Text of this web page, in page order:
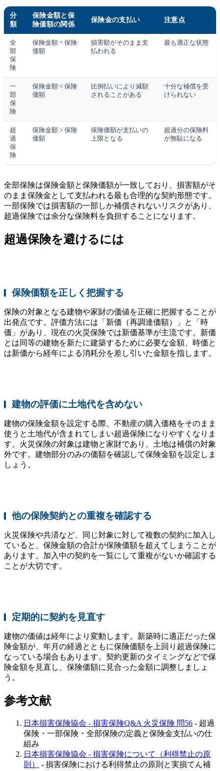
分
類
保険金額と保
険価額の関係
保険金の支払い 注意点
全
部
保
険
保険金額 = 保険
価額
損害額がそのまま支
払われる
最も適正な状態
一
部
保
険
保険金額 < 保険
価額
比例払いにより減額
されることがある
十分な補償を受
けられない
超
過
保
険
保険金額 > 保険
価額
保険価額が支払いの
上限となる
超過分の保険料
が無駄になる
全部保険は保険金額と保険価額が一致しており、損害額がそ
のまま保険金として支払われる最も合理的な契約形態です。
一部保険では損害額の一部しか補償されないリスクがあり、
超過保険では余分な保険料を負担することになります。
超過保険を避けるには
保険価額を正しく把握する
保険の対象となる建物や家財の価値を正確に把握することが
出発点です。評価方法には「新価（再調達価額）」と「時
価」があり、現在の火災保険では新価基準が主流です。新価
とは同等の建物を新たに建築するために必要な金額、時価と
は新価から経年による消耗分を差し引いた金額を指します。
建物の評価に土地代を含めない
建物の保険金額を設定する際、不動産の購入価格をそのまま
使うと土地代が含まれてしまい超過保険になりやすくなりま
す。火災保険の対象は建物と家財であり、土地は補償の対象
外です。建物部分のみの価額を確認して保険金額を設定しま
しょう。
他の保険契約との重複を確認する
火災保険や共済など、同じ対象に対して複数の契約に加入し
ていると、保険金額の合計が保険価額を超えてしまうことが
あります。加入中の契約を一覧にして重複がないか確認する
ことが大切です。
定期的に契約を見直す
建物の価値は経年により変動します。新築時に適正だった保
険金額が、年月の経過とともに保険価額を上回り超過保険に
なっている場合もあります。契約更新のタイミングなどで保
険金額を見直し、保険価額に見合った金額に調整しましょ
う。
参考文献
日本損害保険協会 - 損害保険Q&A 火災保険 問56 - 超過
保険・一部保険・全部保険の定義と保険金支払いの仕
組み
日本損害保険協会 - 損害保険について（利得禁止の原
則）
- 損害保険における利得禁止の原則と実損てん補